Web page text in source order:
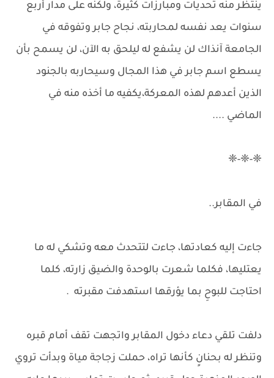
ينتظر منه تحديات ومبارزات كثيرة، ولكنه على مدار أربع
سنوات يعد نفسه لمحاربته، نجاح جابر وتفوقه في
الجامعة آنذاك لن يشفع له ليلحق به الآن، لن يسمح بأن
يسطع اسم جابر في هذا المجال وسيحاربه بالجنود
الذين أعدهم لهذه المعركة،يكفيه ما أخذه منه في
الماضي ....
❈-❈-❈
في المقابر..
جاءت إليه كعادتها، جاءت لتتحدث معه وتشكي له ما
يعتليها، فكلما شعرت بالوحدة والضيق زارته، كلما
احتاجت للبوحِ بما يؤرقها استهدفت مقبرته .
دلفت تلقي دعاء دخول المقابر واتجهت تقف أمام قبره
وتنظر له بحنانٍ كأنها تراه، حملت زجاجة مياة وبدأت تروي